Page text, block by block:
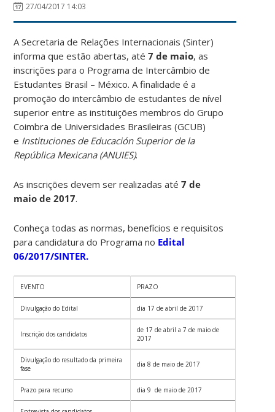
27/04/2017 14:03
A Secretaria de Relações Internacionais (Sinter)
informa que estão abertas, até7 de maio, as
inscrições para o Programa de Intercâmbio de
Estudantes Brasil – México. A finalidade é a
promoção do intercâmbio de estudantes de nível
superior entre as instituições membros do Grupo
Coimbra de Universidades Brasileiras (GCUB)
e Instituciones de Educación Superior de la
República Mexicana (ANUIES).
As inscrições devem ser realizadas até 7 de
maio de 2017.
Conheça todas as normas, benefícios e requisitos
para candidatura do Programa no Edital
06/2017/SINTER.
EVENTO PRAZO
Divulgação do Edital dia 17 de abril de 2017
Inscrição dos candidatos
de 17 de abril a 7 de maio de
2017
Divulgação do resultado da primeira
fase
dia 8 de maio de 2017
Prazo para recurso dia 9 de maio de 2017